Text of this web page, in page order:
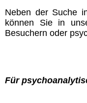
Neben der Suche
können Sie in
Besuchern oder
Für